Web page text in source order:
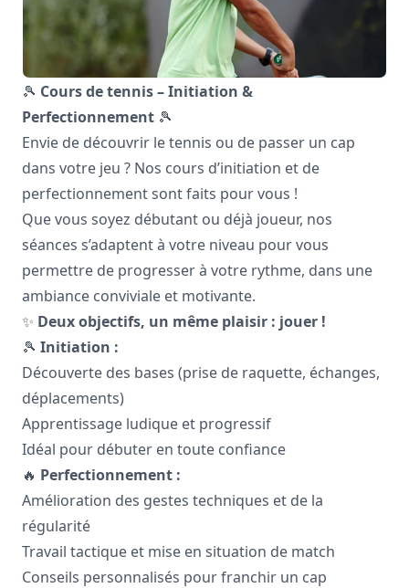
🎾 Cours de tennis – Initiation &
Perfectionnement 🎾
Envie de découvrir le tennis ou de passer un cap
dans votre jeu ? Nos cours d’initiation et de
perfectionnement sont faits pour vous !
Que vous soyez débutant ou déjà joueur, nos
séances s’adaptent à votre niveau pour vous
permettre de progresser à votre rythme, dans une
ambiance conviviale et motivante.
✨ Deux objectifs, un même plaisir : jouer !
🎾 Initiation :
Découverte des bases (prise de raquette, échanges,
déplacements)
Apprentissage ludique et progressif
Idéal pour débuter en toute confiance
🔥 Perfectionnement :
Amélioration des gestes techniques et de la
régularité
Travail tactique et mise en situation de match
Conseils personnalisés pour franchir un cap